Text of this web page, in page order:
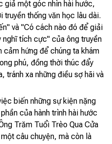
giả một góc nhìn hài hước,
truyền thống văn học lâu dài.
và "Có cách nào đó để giải
tích cực" của ông truyền
cảm hứng để chúng ta khám
phú, đồng thời thúc đẩy
tránh xa những điều sợ hãi và
biến những sự kiện nặng
của hành trình hài hước
Trăm Tuổi Trèo Qua Cửa
câu chuyện, mà còn là